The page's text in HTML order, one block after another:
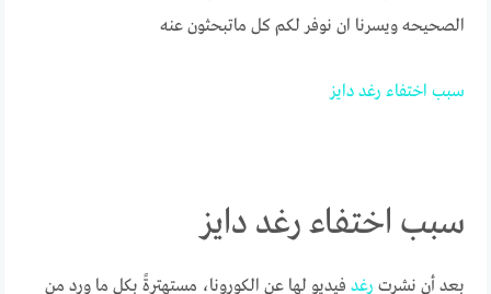
الصحيحه ويسرنا ان نوفر لكم كل ماتبحثون عنه
سبب اختفاء رغد دايز
سبب اختفاء رغد دايز
بعد أن نشرت رغد فيديو لها عن الكورونا، مستهترةً بكل ما ورد من